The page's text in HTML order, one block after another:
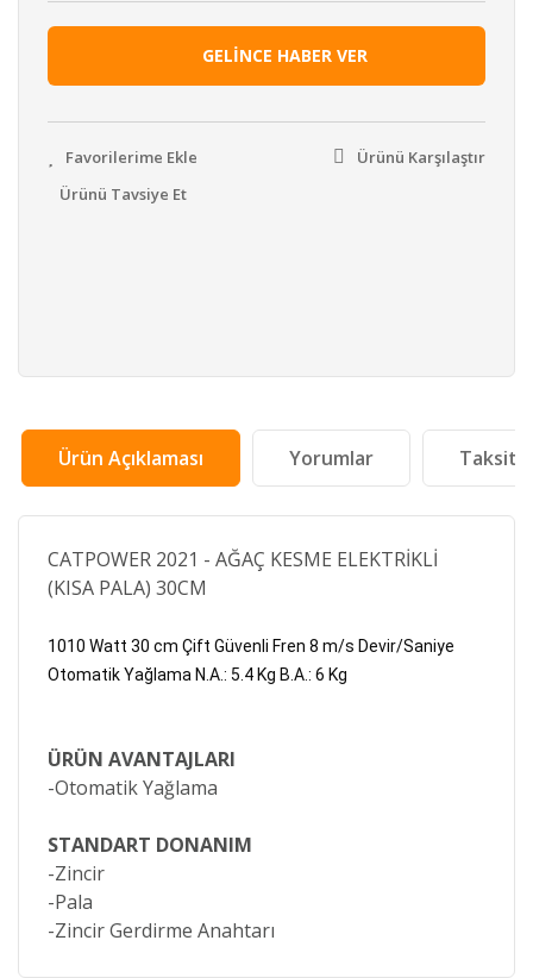
GELİNCE HABER VER
Ürünü Karşılaştır
Ürünü Tavsiye Et
Ürün Açıklaması Yorumlar Taksit
CATPOWER 2021 - AĞAÇ KESME ELEKTRİKLİ
(KISA PALA) 30CM
1010 Watt 30 cm Çift Güvenli Fren 8 m/s Devir/Saniye
Otomatik Yağlama N.A.: 5.4 Kg B.A.: 6 Kg
ÜRÜN AVANTAJLARI
-Otomatik Yağlama
STANDART DONANIM
-Zincir
-Pala
-Zincir Gerdirme Anahtarı